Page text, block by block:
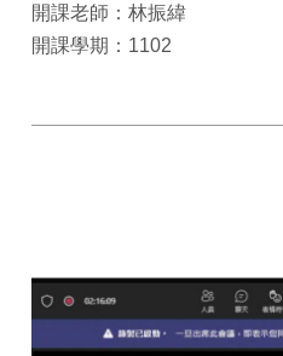
開課老師：林振緯
開課學期：1102